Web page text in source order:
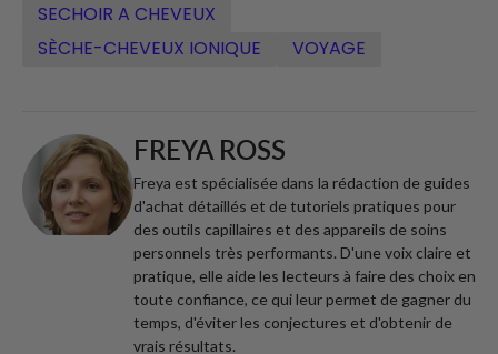
SECHOIR A CHEVEUX
SÈCHE-CHEVEUX IONIQUE
VOYAGE
FREYA ROSS
Freya est spécialisée dans la rédaction de guides
d'achat détaillés et de tutoriels pratiques pour
des outils capillaires et des appareils de soins
personnels très performants. D'une voix claire et
pratique, elle aide les lecteurs à faire des choix en
toute confiance, ce qui leur permet de gagner du
temps, d'éviter les conjectures et d'obtenir de
vrais résultats.